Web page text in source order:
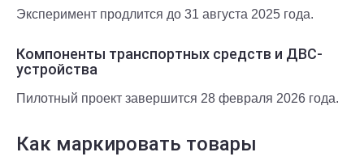
Эксперимент продлится до 31 августа 2025 года.
Компоненты транспортных средств и ДВС-
устройства
Пилотный проект завершится 28 февраля 2026 года.
Как маркировать товары